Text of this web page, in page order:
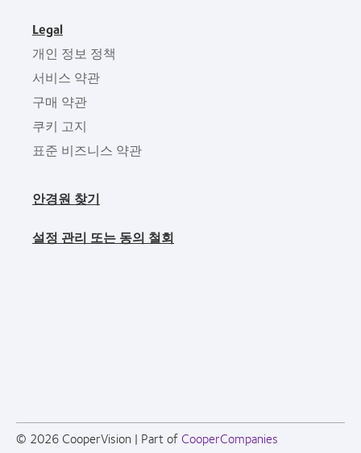
Legal
개인 정보 정책
서비스 약관
구매 약관
쿠키 고지
표준 비즈니스 약관
안경원 찾기
설정 관리 또는 동의 철회
© 2026 CooperVision | Part of CooperCompanies